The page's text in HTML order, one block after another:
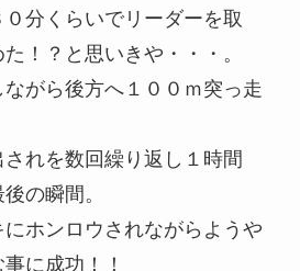
分くらいでリーダーを取
！？と思いきや・・・。
がら後方へ１００ｍ突っ走
れを数回繰り返し１時間
の瞬間。
ホンロウされながらようや
に成功！！